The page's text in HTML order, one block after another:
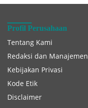
Profil Perusahaan
Tentang Kami
Redaksi dan Manajemen
Kebijakan Privasi
Kode Etik
Disclaimer